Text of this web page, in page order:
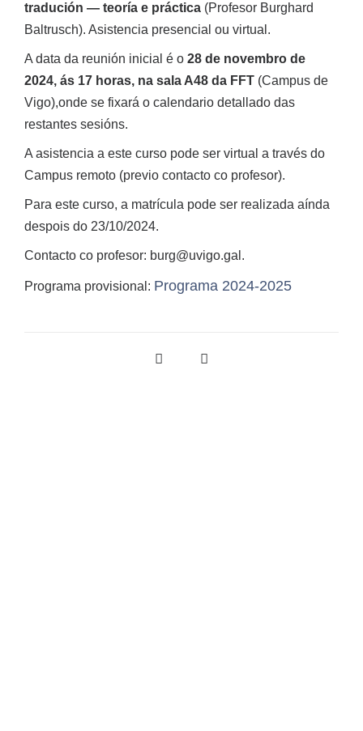
tradución — teoría e práctica (Profesor Burghard
Baltrusch). Asistencia presencial ou virtual.
A data da reunión inicial é o 28 de novembro de
2024, ás 17 horas, na sala A48 da FFT (Campus de
Vigo),onde se fixará o calendario detallado das
restantes sesións.
A asistencia a este curso pode ser virtual a través do
Campus remoto (previo contacto co profesor).
Para este curso, a matrícula pode ser realizada aínda
despois do 23/10/2024.
Contacto co profesor: burg@uvigo.gal.
Programa provisional: Programa 2024-2025